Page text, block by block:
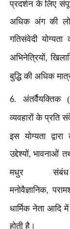
प्रदर्शन के लिए
अधिक अंग की
गतिसंवेदी
अभिनेत्रियों,
बुद्धि की अधिक
6. अंतर्वैयक्तिक (
व्यवहारों के प्रति
इस योग्यता
उद्देश्यों,भावनाओं
मधुर
मनोवैज्ञानिक,
धार्मिक नेता आदि
होती है।